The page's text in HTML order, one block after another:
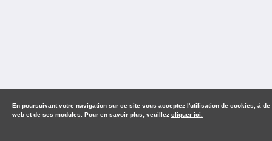
En poursuivant votre navigation sur ce site vous acceptez l'utilisation de cookies, à
web et de ses modules. Pour en savoir plus, veuillez cliquer ici.